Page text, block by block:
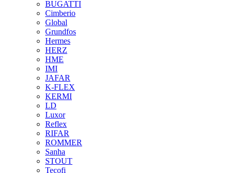
BUGATTI
Cimberio
Global
Grundfos
Hermes
HERZ
HME
IMI
JAFAR
K-FLEX
KERMI
LD
Luxor
Reflex
RIFAR
ROMMER
Sanha
STOUT
Tecofi